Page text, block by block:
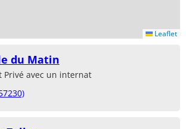
Leaflet
du Matin
Privé avec un internat